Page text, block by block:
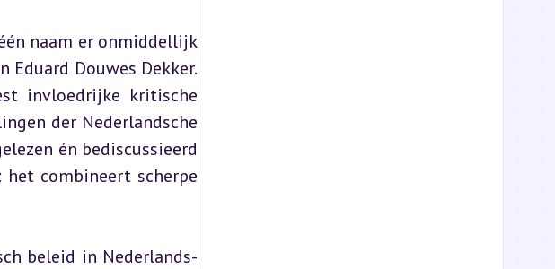
naam er onmiddellijk
Douwes Dekker.
invloedrijke kritische
der Nederlandsche
én bediscussieerd
het combineert scherpe
beleid in Nederlands-